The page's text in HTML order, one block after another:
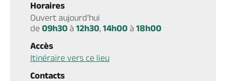
Horaires
Ouvert aujourd'hui
de 09h30 à 12h30, 14h00 à 18h00
Accès
Itinéraire vers ce lieu
Contacts